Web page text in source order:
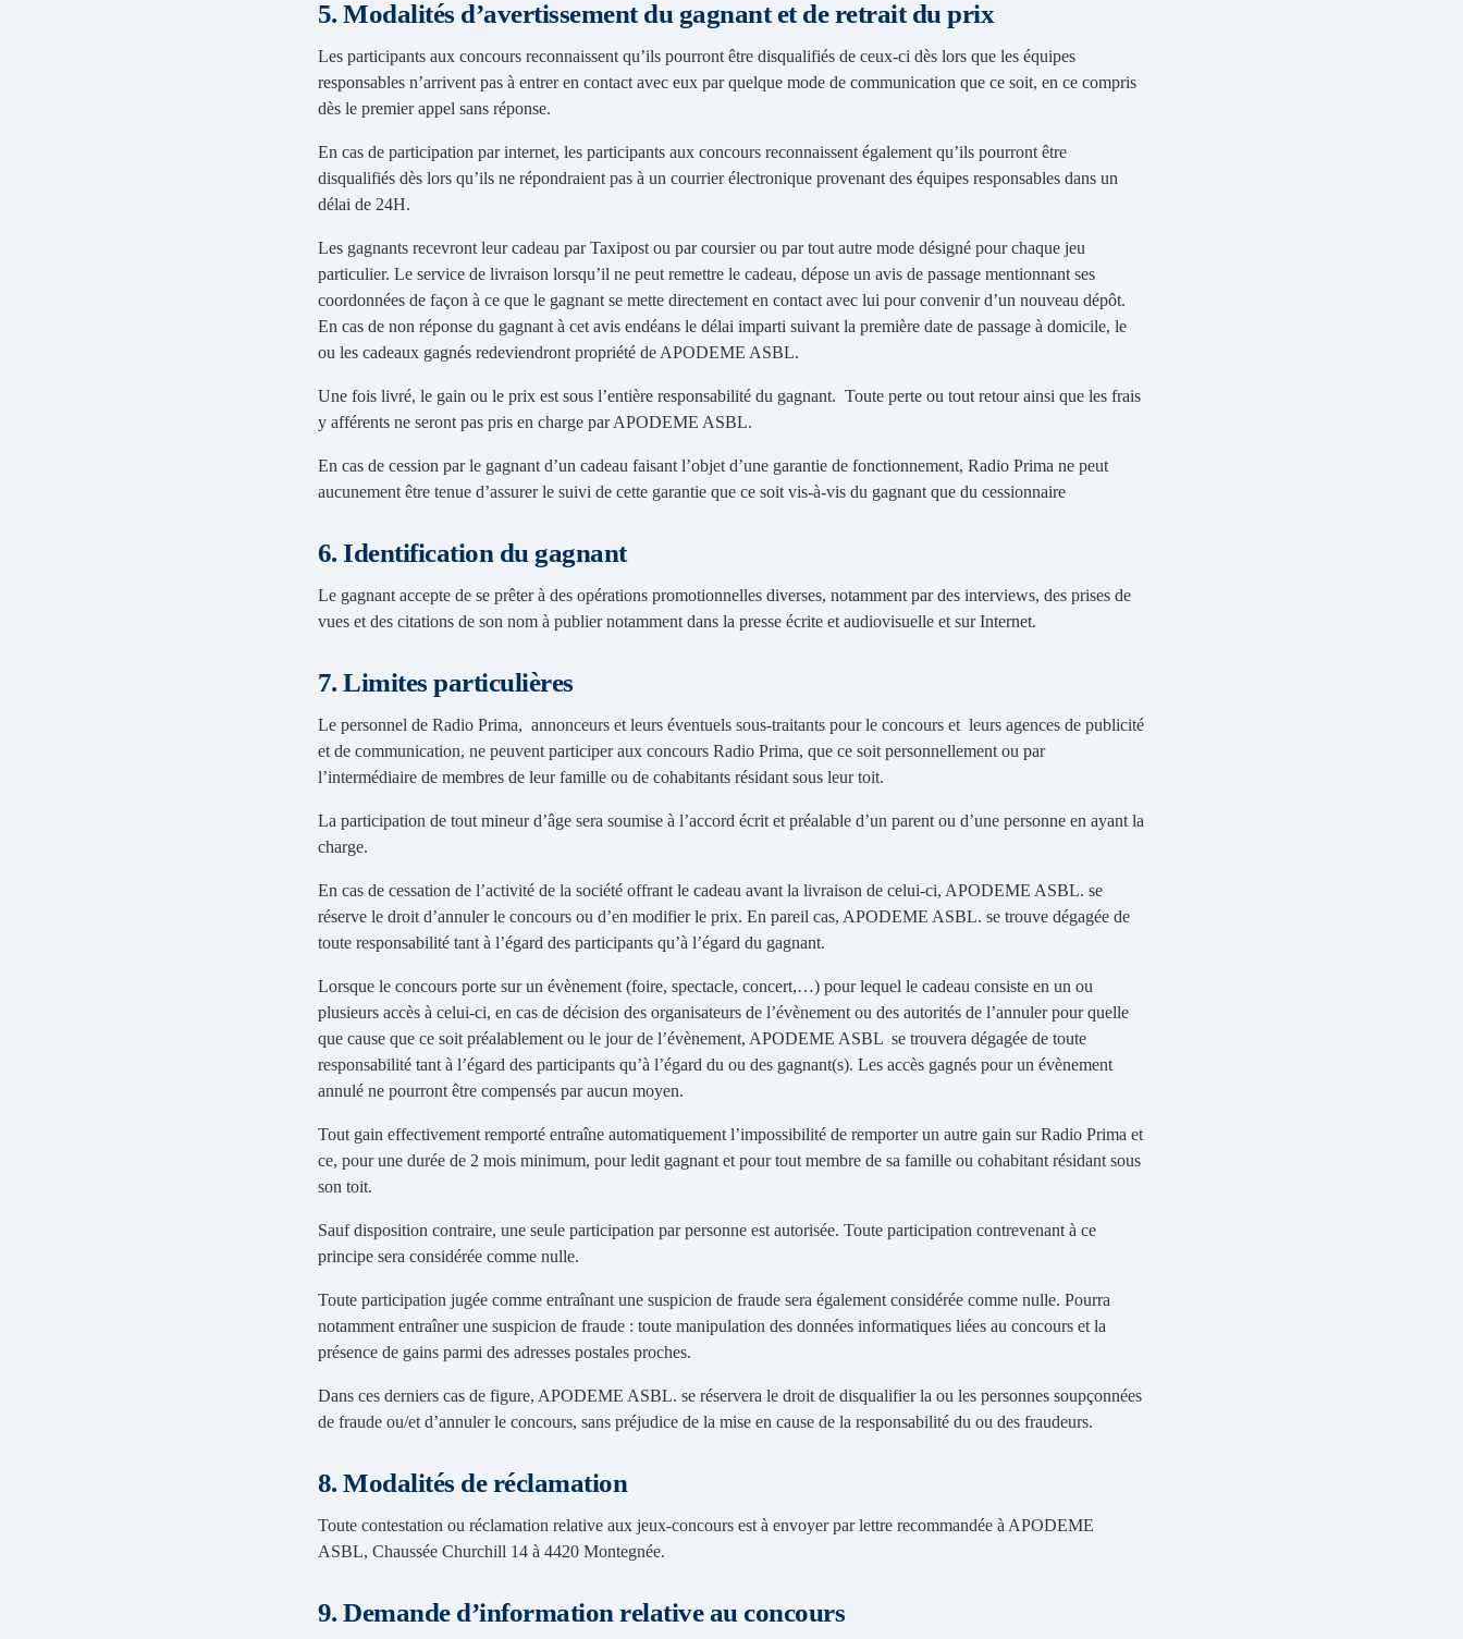
5. Modalités d’avertissement du gagnant et de retrait du prix
Les participants aux concours reconnaissent qu’ils pourront être disqualifiés de ceux-ci dès lors que les équipes
responsables n’arrivent pas à entrer en contact avec eux par quelque mode de communication que ce soit, en ce compris
dès le premier appel sans réponse.
En cas de participation par internet, les participants aux concours reconnaissent également qu’ils pourront être
disqualifiés dès lors qu’ils ne répondraient pas à un courrier électronique provenant des équipes responsables dans un
délai de 24H.
Les gagnants recevront leur cadeau par Taxipost ou par coursier ou par tout autre mode désigné pour chaque jeu
particulier. Le service de livraison lorsqu’il ne peut remettre le cadeau, dépose un avis de passage mentionnant ses
coordonnées de façon à ce que le gagnant se mette directement en contact avec lui pour convenir d’un nouveau dépôt.
En cas de non réponse du gagnant à cet avis endéans le délai imparti suivant la première date de passage à domicile, le
ou les cadeaux gagnés redeviendront propriété de APODEME ASBL.
Une fois livré, le gain ou le prix est sous l’entière responsabilité du gagnant. Toute perte ou tout retour ainsi que les frais
y afférents ne seront pas pris en charge par APODEME ASBL.
En cas de cession par le gagnant d’un cadeau faisant l’objet d’une garantie de fonctionnement, Radio Prima ne peut
aucunement être tenue d’assurer le suivi de cette garantie que ce soit vis-à-vis du gagnant que du cessionnaire
6. Identification du gagnant
Le gagnant accepte de se prêter à des opérations promotionnelles diverses, notamment par des interviews, des prises de
vues et des citations de son nom à publier notamment dans la presse écrite et audiovisuelle et sur Internet.
7. Limites particulières
Le personnel de Radio Prima, annonceurs et leurs éventuels sous-traitants pour le concours et leurs agences de publicité
et de communication, ne peuvent participer aux concours Radio Prima, que ce soit personnellement ou par
l’intermédiaire de membres de leur famille ou de cohabitants résidant sous leur toit.
La participation de tout mineur d’âge sera soumise à l’accord écrit et préalable d’un parent ou d’une personne en ayant la
charge.
En cas de cessation de l’activité de la société offrant le cadeau avant la livraison de celui-ci, APODEME ASBL. se
réserve le droit d’annuler le concours ou d’en modifier le prix. En pareil cas, APODEME ASBL. se trouve dégagée de
toute responsabilité tant à l’égard des participants qu’à l’égard du gagnant.
Lorsque le concours porte sur un évènement (foire, spectacle, concert,…) pour lequel le cadeau consiste en un ou
plusieurs accès à celui-ci, en cas de décision des organisateurs de l’évènement ou des autorités de l’annuler pour quelle
que cause que ce soit préalablement ou le jour de l’évènement, APODEME ASBL se trouvera dégagée de toute
responsabilité tant à l’égard des participants qu’à l’égard du ou des gagnant(s). Les accès gagnés pour un évènement
annulé ne pourront être compensés par aucun moyen.
Tout gain effectivement remporté entraîne automatiquement l’impossibilité de remporter un autre gain sur Radio Prima et
ce, pour une durée de 2 mois minimum, pour ledit gagnant et pour tout membre de sa famille ou cohabitant résidant sous
son toit.
Sauf disposition contraire, une seule participation par personne est autorisée. Toute participation contrevenant à ce
principe sera considérée comme nulle.
Toute participation jugée comme entraînant une suspicion de fraude sera également considérée comme nulle. Pourra
notamment entraîner une suspicion de fraude : toute manipulation des données informatiques liées au concours et la
présence de gains parmi des adresses postales proches.
Dans ces derniers cas de figure, APODEME ASBL. se réservera le droit de disqualifier la ou les personnes soupçonnées
de fraude ou/et d’annuler le concours, sans préjudice de la mise en cause de la responsabilité du ou des fraudeurs.
8. Modalités de réclamation
Toute contestation ou réclamation relative aux jeux-concours est à envoyer par lettre recommandée à APODEME
ASBL, Chaussée Churchill 14 à 4420 Montegnée.
9. Demande d’information relative au concours